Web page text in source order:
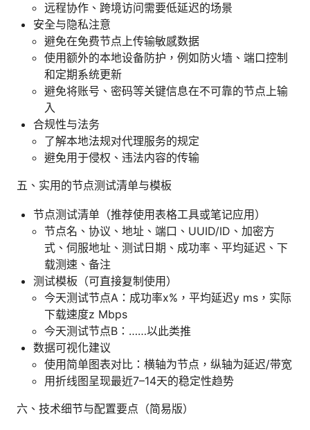
远程协作、跨境访问需要低延迟的场景
安全与隐私注意
避免在免费节点上传输敏感数据
使用额外的本地设备防护，例如防火墙、端口控制
和定期系统更新
避免将账号、密码等关键信息在不可靠的节点上输
入
合规性与法务
了解本地法规对代理服务的规定
避免用于侵权、违法内容的传输
五、实用的节点测试清单与模板
节点测试清单（推荐使用表格工具或笔记应用）
节点名、协议、地址、端口、UUID/ID、加密方
式、伺服地址、测试日期、成功率、平均延迟、下
载测速、备注
测试模板（可直接复制使用）
今天测试节点A：成功率x%，平均延迟y ms，实际
下载速度z Mbps
今天测试节点B：……以此类推
数据可视化建议
使用简单图表对比：横轴为节点，纵轴为延迟/带宽
用折线图呈现最近7–14天的稳定性趋势
六、技术细节与配置要点（简易版）